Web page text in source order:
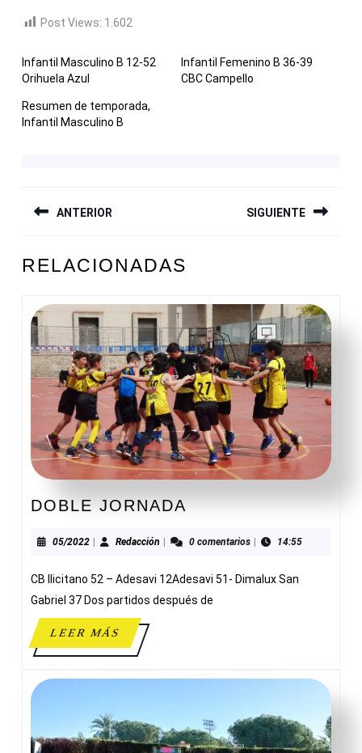
Post Views: 1.602
Infantil Masculino B 12-52
Orihuela Azul
Infantil Femenino B 36-39
CBC Campello
Resumen de temporada,
Infantil Masculino B
DE
ANTERIOR
anterior:
SIGUIENTE
entrada:
RELACIONADAS
DOBLE JORNADA
05/202205/2022
| Redacción Redacción
| 0 comentarios | 14:55
CB Ilicitano 52 – Adesavi 12Adesavi 51- Dimalux San
Gabriel 37 Dos partidos después de
LEER MÁSLEER
MÁS